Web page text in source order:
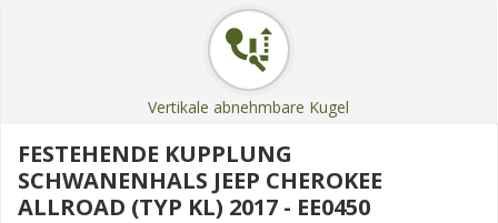
Vertikale abnehmbare Kugel
FESTEHENDE KUPPLUNG
SCHWANENHALS JEEP CHEROKEE
ALLROAD (TYP KL) 2017 - EE0450